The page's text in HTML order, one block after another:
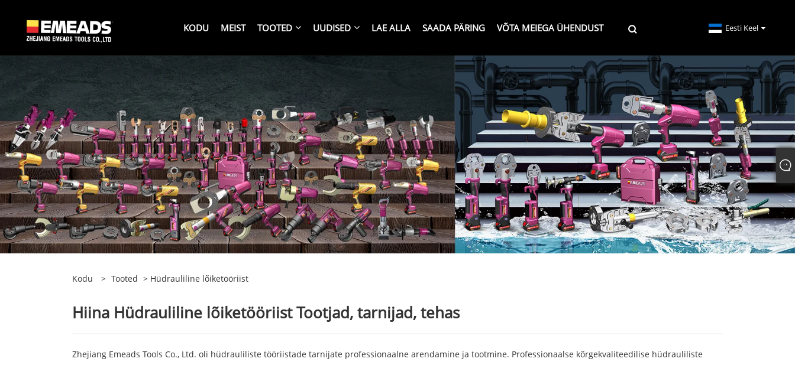
KODU MEIST TOOTED UUDISED LAE ALLA SAADA PÄRING VÕTA MEIEGA ÜHENDUST Eesti Keel
Kodu > Tooted > Hüdrauliline lõiketööriist
Hiina Hüdrauliline lõiketööriist Tootjad, tarnijad, tehas
Zhejiang Emeads Tools Co., Ltd. oli hüdrauliliste tööriistade tarnijate professionaalne arendamine ja tootmine. Professionaalse kõrgekvaliteedilise hüdrauliliste